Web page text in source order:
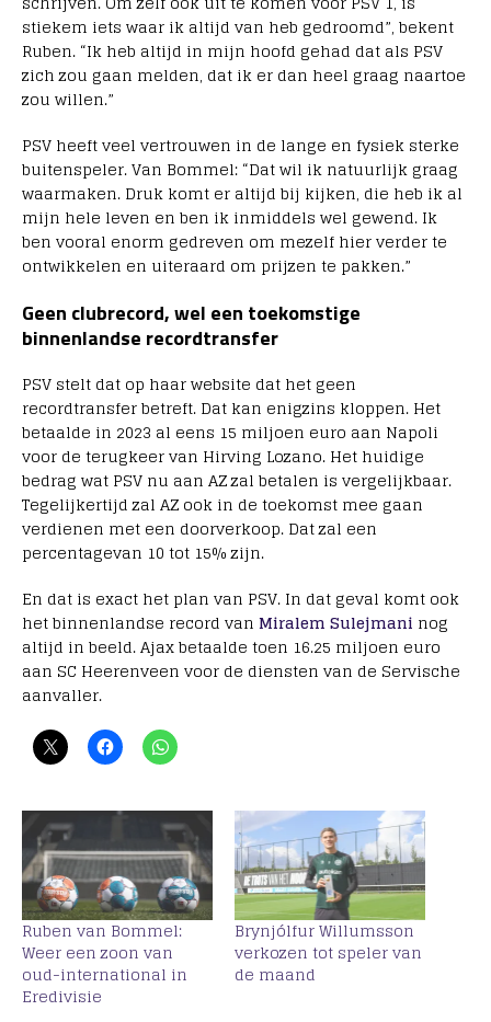
stiekem iets waar ik altijd van heb gedroomd”, bekent
Ruben. “Ik heb altijd in mijn hoofd gehad dat als PSV
zich zou gaan melden, dat ik er dan heel graag naartoe
zou willen.”
PSV heeft veel vertrouwen in de lange en fysiek sterke
buitenspeler. Van Bommel: “Dat wil ik natuurlijk graag
waarmaken. Druk komt er altijd bij kijken, die heb ik al
mijn hele leven en ben ik inmiddels wel gewend. Ik
ben vooral enorm gedreven om mezelf hier verder te
ontwikkelen en uiteraard om prijzen te pakken.”
Geen clubrecord, wel een toekomstige
binnenlandse recordtransfer
PSV stelt dat op haar website dat het geen
recordtransfer betreft. Dat kan enigzins kloppen. Het
betaalde in 2023 al eens 15 miljoen euro aan Napoli
voor de terugkeer van Hirving Lozano. Het huidige
bedrag wat PSV nu aan AZ zal betalen is vergelijkbaar.
Tegelijkertijd zal AZ ook in de toekomst mee gaan
verdienen met een doorverkoop. Dat zal een
percentagevan 10 tot 15% zijn.
En dat is exact het plan van PSV. In dat geval komt ook
het binnenlandse record van Miralem Sulejmani nog
altijd in beeld. Ajax betaalde toen 16.25 miljoen euro
aan SC Heerenveen voor de diensten van de Servische
aanvaller.
Ruben van Bommel:
Weer een zoon van
oud-international in
Eredivisie
Brynjólfur Willumsson
verkozen tot speler van
de maand